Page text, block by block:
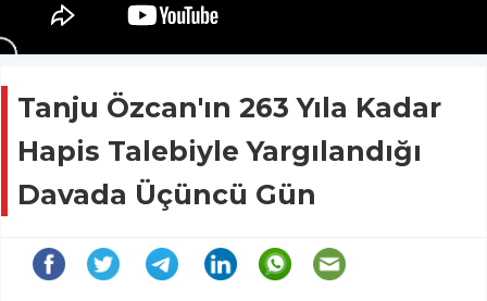
Tanju Özcan'ın 263 Yıla Kadar
Hapis Talebiyle Yargılandığı
Davada Üçüncü Gün